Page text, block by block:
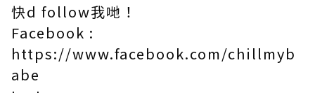
快d follow我哋！
Facebook :
https://www.facebook.com/chillmyb
abe​